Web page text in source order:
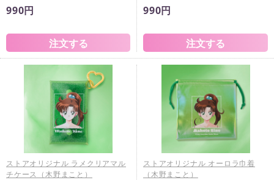
990円 990円
ストアオリジナル ラメクリアマル
チケース（木野まこと）
ストアオリジナル オーロラ巾着
（木野まこと）